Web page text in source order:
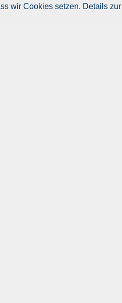
wir Cookies setzen. Details zur